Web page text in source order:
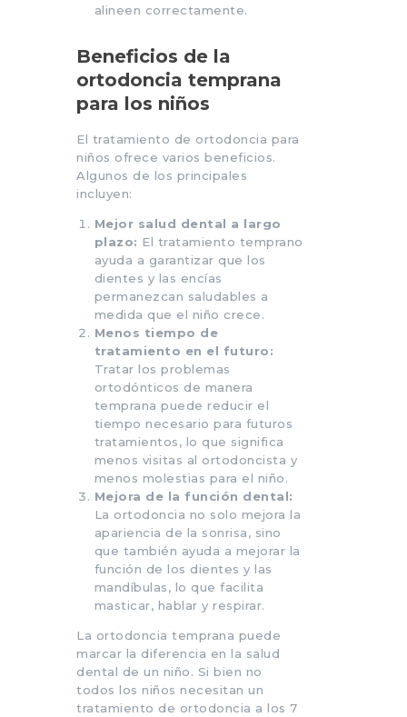
alineen correctamente.
Beneficios de la
ortodoncia temprana
para los niños
El tratamiento de ortodoncia para
niños ofrece varios beneficios.
Algunos de los principales
incluyen:
Mejor salud dental a largo
plazo: El tratamiento temprano
ayuda a garantizar que los
dientes y las encías
permanezcan saludables a
medida que el niño crece.
Menos tiempo de
tratamiento en el futuro:
Tratar los problemas
ortodónticos de manera
temprana puede reducir el
tiempo necesario para futuros
tratamientos, lo que significa
menos visitas al ortodoncista y
menos molestias para el niño.
Mejora de la función dental:
La ortodoncia no solo mejora la
apariencia de la sonrisa, sino
que también ayuda a mejorar la
función de los dientes y las
mandíbulas, lo que facilita
masticar, hablar y respirar.
La ortodoncia temprana puede
marcar la diferencia en la salud
dental de un niño. Si bien no
todos los niños necesitan un
tratamiento de ortodoncia a los 7